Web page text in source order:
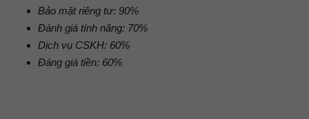
Bảo mật riêng tư: 90%
Đánh giá tính năng: 70%
Dịch vụ CSKH: 60%
Đáng giá tiền: 60%